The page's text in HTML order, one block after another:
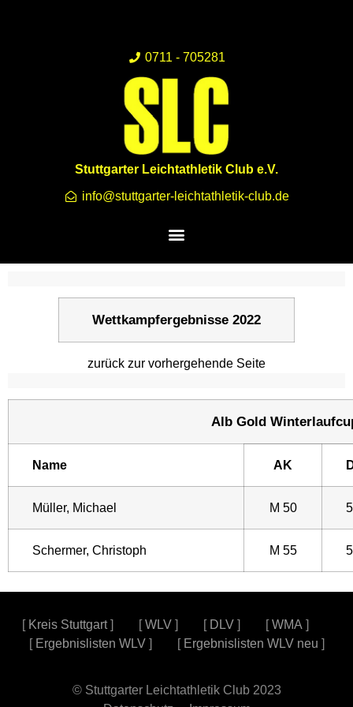
0711 - 705281
Stuttgarter Leichtathletik Club e.V.
info@stuttgarter-leichtathletik-club.de
Wettkampfergebnisse 2022
zurück zur vorhergehende Seite
Alb Gold
Name AK
Müller, Michael M 50
Schermer, Christoph M 55
[ Kreis Stuttgart] [WLV ] [ DLV ] [WMA ]
[ Ergebnislisten WLV] [ Ergebnislisten WLV neu ]
© Stuttgarter Leichtathletik Club 2023